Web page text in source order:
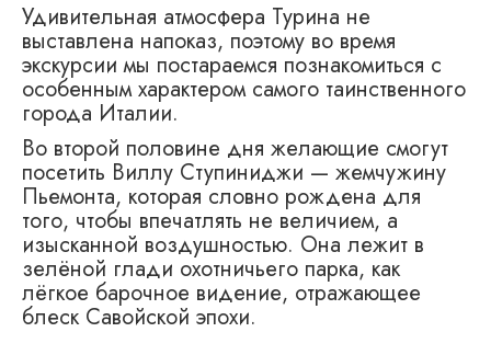
Удивительная атмосфера Турина не
выставлена напоказ, поэтому во время
экскурсии мы постараемся познакомиться с
особенным характером самого таинственного
города Италии.
Во второй половине дня желающие смогут
посетить Виллу Ступиниджи — жемчужину
Пьемонта, которая словно рождена для
того, чтобы впечатлять не величием, а
изысканной воздушностью. Она лежит в
зелёной глади охотничьего парка, как
лёгкое барочное видение, отражающее
блеск Савойской эпохи.